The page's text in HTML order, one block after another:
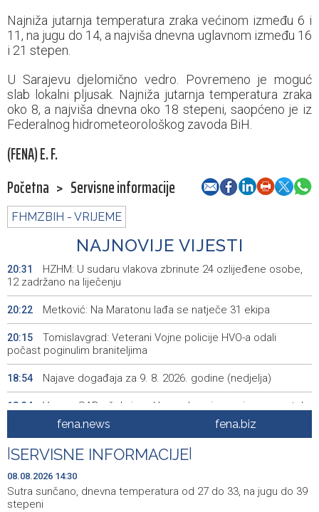
Najniža jutarnja temperatura zraka većinom između 6 i
11, na jugu do 14, a najviša dnevna uglavnom između 16
i 21 stepen.
U Sarajevu djelomično vedro. Povremeno je moguć
slab lokalni pljusak. Najniža jutarnja temperatura zraka
oko 8, a najviša dnevna oko 18 stepeni, saopćeno je iz
Federalnog hidrometeorološkog zavoda BiH.
(FENA) E. F.
Početna > Servisne informacije
FHMZBIH - VRIJEME
NAJNOVIJE VIJESTI
20:31
HZHM: U sudaru vlakova zbrinute 24 ozlijeđene osobe,
12 zadržano na liječenju
20:22 Metković: Na Maratonu lađa se natječe 31 ekipa
20:15
Tomislavgrad: Veterani Vojne policije HVO-a odali
počast poginulim braniteljima
18:54 Najave događaja za 9. 8. 2026. godine (nedjelja)
18:34
Vance: SAD očekuje od Irana da osigura siguran protok
nafte kroz Hormuški moreuz
18:21
Iranski šef sigurnosti: Hormuški moreuz će ostati
zatvoren dok SAD ne ispuni zahtjeve Teherana
18:09
Iran 'vrlo blizu' dogovora s Omanom o novoj Hormuškoj
brodskoj ruti
fena.news fena.biz
SERVISNE INFORMACIJE
08.08.2026 14:30
Sutra sunčano, dnevna temperatura od 27 do 33, na jugu do 39
stepeni